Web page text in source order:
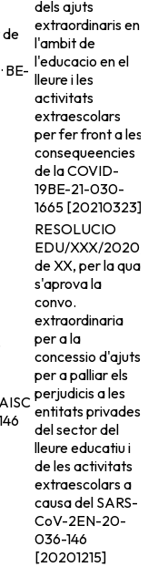
BE-
dels ajuts
extraordinaris en
l'ambit de
l'educacio en el
lleure i les
activitats
extraescolars
per fer front a les
consequeencies
de la COVID-
19BE-21-030-
1665 [20210323]
RESOLUCIO
EDU/XXX/2020,
de XX, per la qual
s'aprova la
convo.
extraordinaria
per a la
concessio d'ajuts
per a palliar els
perjudicis a les
entitats privades
del sector del
lleure educatiu i
de les activitats
extraescolars a
causa del SARS-
CoV-2EN-20-
036-146
[20201215]